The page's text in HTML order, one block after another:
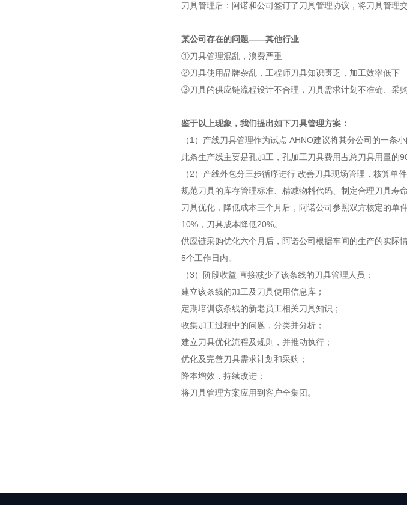
刀具管理后：阿诺和公司签订了刀具管理协议，将刀具管理
某公司存在的问题——其他行业
①刀具管理混乱，浪费严重
②刀具使用品牌杂乱，工程师刀具知识匮乏，加工效率低下
③刀具的供应链流程设计不合理，刀具需求计划不准确、采购
鉴于以上现象，我们提出如下刀具管理方案：
（1）产线刀具管理作为试点 AHNO建议将其分公司的一条
此条生产线主要是孔加工，孔加工刀具费用占总刀具用量的
（2）产线外包分三步循序进行 改善刀具现场管理，核算
规范刀具的库存管理标准、精减物料代码、制定合理刀具寿
刀具优化，降低成本三个月后，阿诺公司参照双方核定的单
10%，刀具成本降低20%。
供应链采购优化六个月后，阿诺公司根据车间的生产的实际
5个工作日内。
（3）阶段收益 直接减少了该条线的刀具管理人员；
建立该条线的加工及刀具使用信息库；
定期培训该条线的新老员工相关刀具知识；
收集加工过程中的问题，分类并分析；
建立刀具优化流程及规则，并推动执行；
优化及完善刀具需求计划和采购；
降本增效，持续改进；
将刀具管理方案应用到客户全集团。